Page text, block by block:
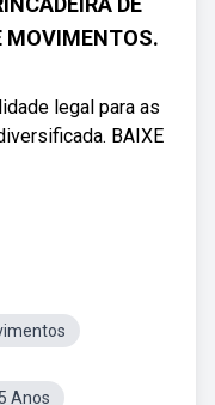
MOVIMENTOS.
legal para as
BAIXE
Anos